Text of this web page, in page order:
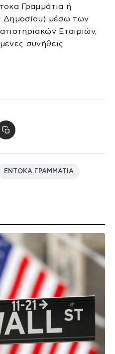
Γραμμάτια ή
Δημοσίου) μέσω των
Εταιριών,
συνήθεις
ΕΝΤΟΚΑ ΓΡΑΜΜΑΤΙΑ